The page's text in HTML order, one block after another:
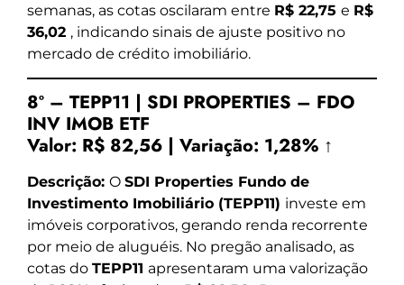
semanas, as cotas oscilaram entre R$ 22,75 e R$
36,02 , indicando sinais de ajuste positivo no
mercado de crédito imobiliário.
8º – TEPP11 | SDI PROPERTIES – FDO
INV IMOB ETF
Valor: R$ 82,56 | Variação: 1,28% ↑
Descrição: O SDI Properties Fundo de
Investimento Imobiliário (TEPP11) investe em
imóveis corporativos, gerando renda recorrente
por meio de aluguéis. No pregão analisado, as
cotas do TEPP11 apresentaram uma valorização